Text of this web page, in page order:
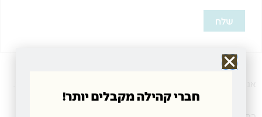
אנחנו ב”תנובת כנרת” שמים דגש על שירות ברמה הגבוהה ביותר.
חברי קהילה מקבלים יותר!